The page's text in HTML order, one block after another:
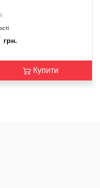
грн.
Купити